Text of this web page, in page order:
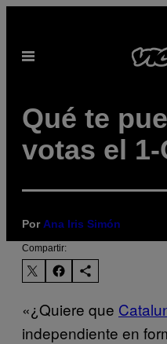
contenido
Abrir
Qué te
votas el 1-
Por Ana Iris Simón
Compartir:
«¿Quiere que
independiente en